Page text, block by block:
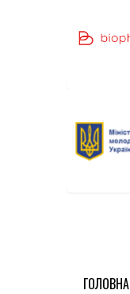
ГОЛОВНА